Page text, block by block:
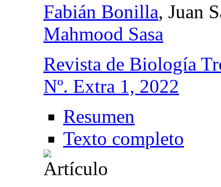
Fabián Bonilla, Juan
Mahmood Sasa
Revista de Biología
Nº. Extra 1, 2022
Resumen
Texto completo